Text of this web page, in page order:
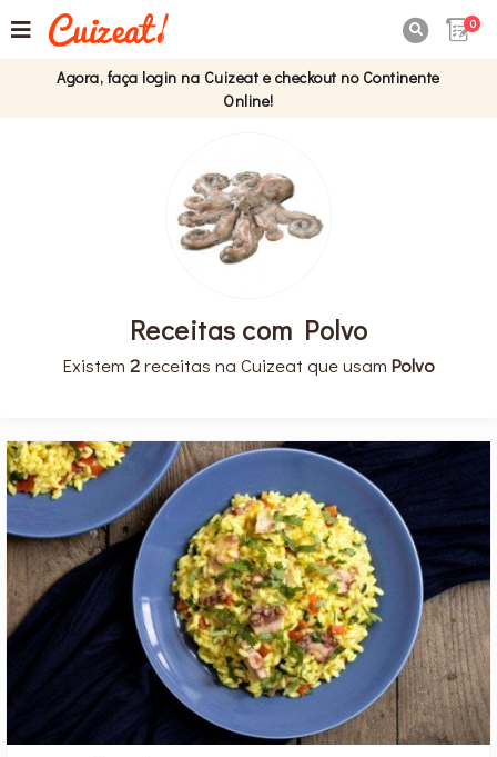
0
Agora, faça login na Cuizeat e checkout no Continente
Online!
Receitas com Polvo
Existem 2receitas na Cuizeat que usam Polvo